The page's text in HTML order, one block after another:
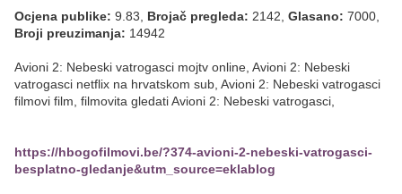
Ocjena publike: 9.83, Brojač pregleda: 2142, Glasano: 7000,
Broji preuzimanja: 14942
Avioni 2: Nebeski vatrogasci mojtv online, Avioni 2: Nebeski
vatrogasci netflix na hrvatskom sub, Avioni 2: Nebeski vatrogasci
filmovi film, filmovita gledati Avioni 2: Nebeski vatrogasci,
https://hbogofilmovi.be/?374-avioni-2-nebeski-vatrogasci-
besplatno-gledanje&utm_source=eklablog